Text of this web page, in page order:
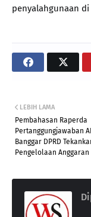
penyalahgunaan
LEBIH LAMA
Pembahasan Raperda
Pertanggungjawaban
Banggar DPRD
Pengelolaan Anggaran